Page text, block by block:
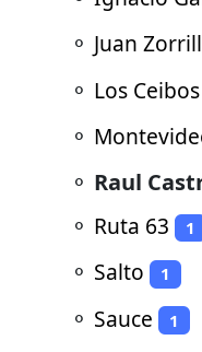
⚬ Juan
⚬ Los Ceibos
⚬
⚬ Raul
⚬ Ruta 63 1
⚬ Salto 1
⚬ Sauce 1